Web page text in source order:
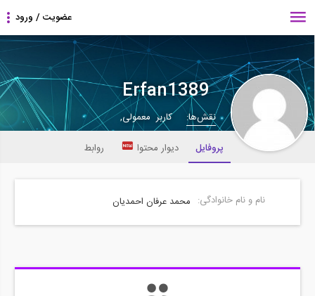
Erfan1389
نقش‌ها:
کاربر معمولی,
پروفایل
دیوار محتوا روابط
نام و نام خانوادگی: محمد عرفان احمدیان